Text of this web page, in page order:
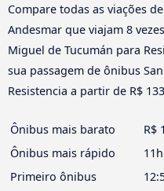
Compare todas as viações
Andesmar que viajam 8
Miguel de Tucumán para
sua passagem de ônibus
Resistencia a partir de R$
Ônibus mais barato
R$
Ônibus mais rápido
Primeiro ônibus